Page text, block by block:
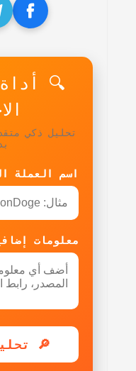
🔍
اسم العملة
معلومات
🔎